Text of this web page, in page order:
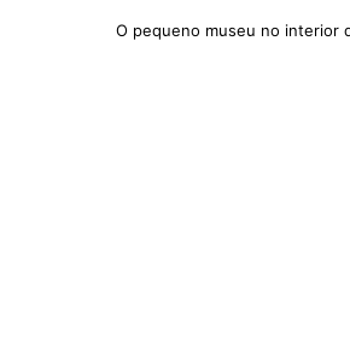
O pequeno museu no interior